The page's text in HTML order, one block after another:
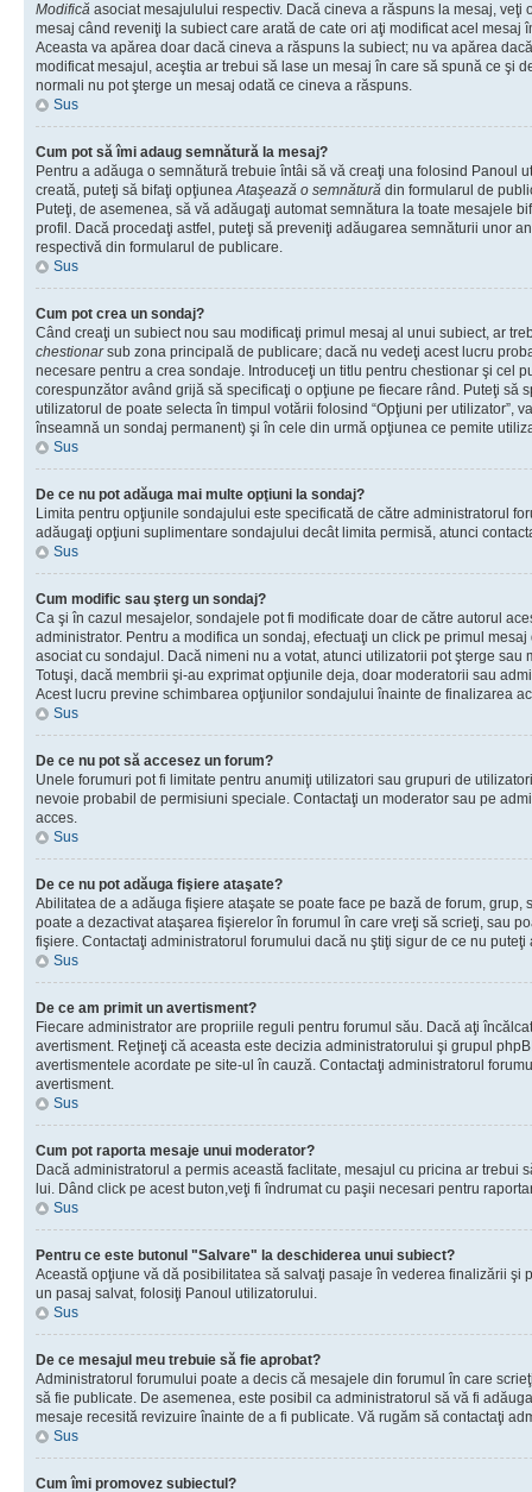
Modifică asociat mesajulului respectiv. Dacă cineva a răspuns la mesaj, veţi
mesaj când reveniţi la subiect care arată de cate ori aţi modificat acel mesaj
Aceasta va apărea doar dacă cineva a răspuns la subiect; nu va apărea
modificat mesajul, aceştia ar trebui să lase un mesaj în care să spună ce şi
normali nu pot şterge un mesaj odată ce cineva a răspuns.
Sus
Cum pot să îmi adaug semnătură la mesaj?
Pentru a adăuga o semnătură trebuie întâi să vă creaţi una folosind Panoul
creată, puteţi să bifaţi opţiuneaAtaşează o semnătură din formularul de
Puteţi, de asemenea, să vă adăugaţi automat semnătura la toate mesajele
profil. Dacă procedaţi astfel, puteţi să preveniţi adăugarea semnăturii unor
respectivă din formularul de publicare.
Sus
Cum pot crea un sondaj?
Când creaţi un subiect nou sau modificaţi primul mesaj al unui subiect, ar
chestionarsub zona principală de publicare; dacă nu vedeţi acest lucru
necesare pentru a crea sondaje. Introduceţi un titlu pentru chestionar şi cel
corespunzător având grijă să specificaţi o opţiune pe fiecare rând. Puteţi să
utilizatorul de poate selecta în timpul votării folosind “Opţiuni per utilizator”,
înseamnă un sondaj permanent) şi în cele din urmă opţiunea ce pemite
Sus
De ce nu pot adăuga mai multe opţiuni la sondaj?
Limita pentru opţiunile sondajului este specificată de către administratorul
adăugaţi opţiuni suplimentare sondajului decât limita permisă, atunci
Sus
Cum modific sau şterg un sondaj?
Ca şi în cazul mesajelor, sondajele pot fi modificate doar de către autorul
administrator. Pentru a modifica un sondaj, efectuaţi un click pe primul
asociat cu sondajul. Dacă nimeni nu a votat, atunci utilizatorii pot şterge
Totuşi, dacă membrii şi-au exprimat opţiunile deja, doar moderatorii sau
Acest lucru previne schimbarea opţiunilor sondajului înainte de finalizarea
Sus
De ce nu pot să accesez un forum?
Unele forumuri pot fi limitate pentru anumiţi utilizatori sau grupuri de
nevoie probabil de permisiuni speciale. Contactaţi un moderator sau pe
acces.
Sus
De ce nu pot adăuga fişiere ataşate?
Abilitatea de a adăuga fişiere ataşate se poate face pe bază de forum, grup,
poate a dezactivat ataşarea fişierelor în forumul în care vreţi să scrieţi, sau
fişiere. Contactaţi administratorul forumului dacă nu ştiţi sigur de ce nu
Sus
De ce am primit un avertisment?
Fiecare administrator are propriile reguli pentru forumul său. Dacă aţi
avertisment. Reţineţi că aceasta este decizia administratorului şi grupul
avertismentele acordate pe site-ul în cauză. Contactaţi administratorul
avertisment.
Sus
Cum pot raporta mesaje unui moderator?
Dacă administratorul a permis această faclitate, mesajul cu pricina ar trebui
lui. Dând click pe acest buton,veţi fi îndrumat cu paşii necesari pentru
Sus
Pentru ce este butonul "Salvare" la deschiderea unui subiect?
Această opţiune vă dă posibilitatea să salvaţi pasaje în vederea finalizării şi
un pasaj salvat, folosiţi Panoul utilizatorului.
Sus
De ce mesajul meu trebuie să fie aprobat?
Administratorul forumului poate a decis că mesajele din forumul în care
să fie publicate. De asemenea, este posibil ca administratorul să vă fi
mesaje recesită revizuire înainte de a fi publicate. Vă rugăm să contactaţi
Sus
Cum îmi promovez subiectul?